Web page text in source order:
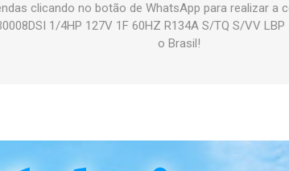
clicando no botão de WhatsApp para realizar a
1/4HP 127V 1F 60HZ R134A S/TQ S/VV
o Brasil!